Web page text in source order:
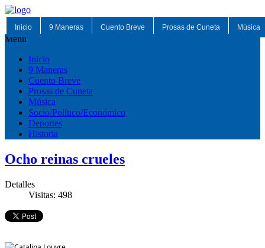
Inicio 9 Maneras Cuento Breve Prosas de Cuneta Música
Menu
Inicio
9 Maneras
Cuento Breve
Prosas de Cuneta
Música
Socio/Político/Económico
Deportes
Historia
Ocho reinas crueles
Detalles
Visitas: 498